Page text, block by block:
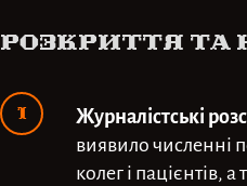
Розкриття та
Журналістські
виявило численні
колег і пацієнтів,